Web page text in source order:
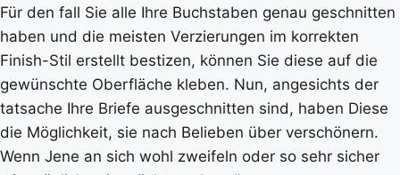
Für den fall Sie alle Ihre Buchstaben genau geschnitten
haben und die meisten Verzierungen im korrekten
Finish-Stil erstellt bestizen, können Sie diese auf die
gewünschte Oberfläche kleben. Nun, angesichts der
tatsache Ihre Briefe ausgeschnitten sind, haben Diese
die Möglichkeit, sie nach Belieben über verschönern.
Wenn Jene an sich wohl zweifeln oder so sehr sicher